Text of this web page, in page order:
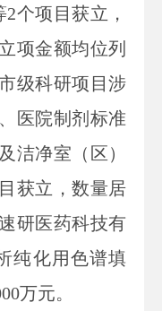
个项目获立，
项金额均位列
级科研项目涉
医院制剂标准
洁净室（区）
获立，数量居
研医药科技有
纯化用色谱填
万元。